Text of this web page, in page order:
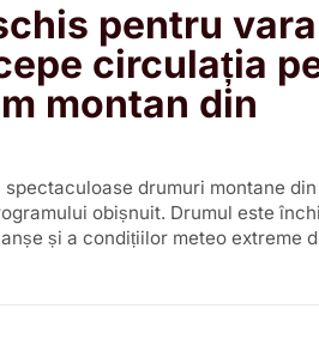
pentru vara
circulația
montan din
drumuri montane
obișnuit. Drumul este
și a condițiilor meteo extreme